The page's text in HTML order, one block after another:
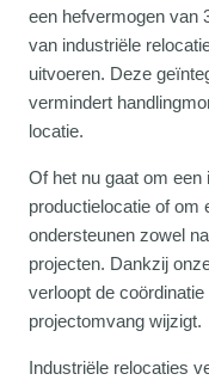
een hefvermogen van
van industriële
uitvoeren. Deze
vermindert
locatie.
Of het nu gaat om een
productielocatie of om
ondersteunen zowel
projecten. Dankzij
verloopt de
projectomvang wijzigt.
Industriële relocaties